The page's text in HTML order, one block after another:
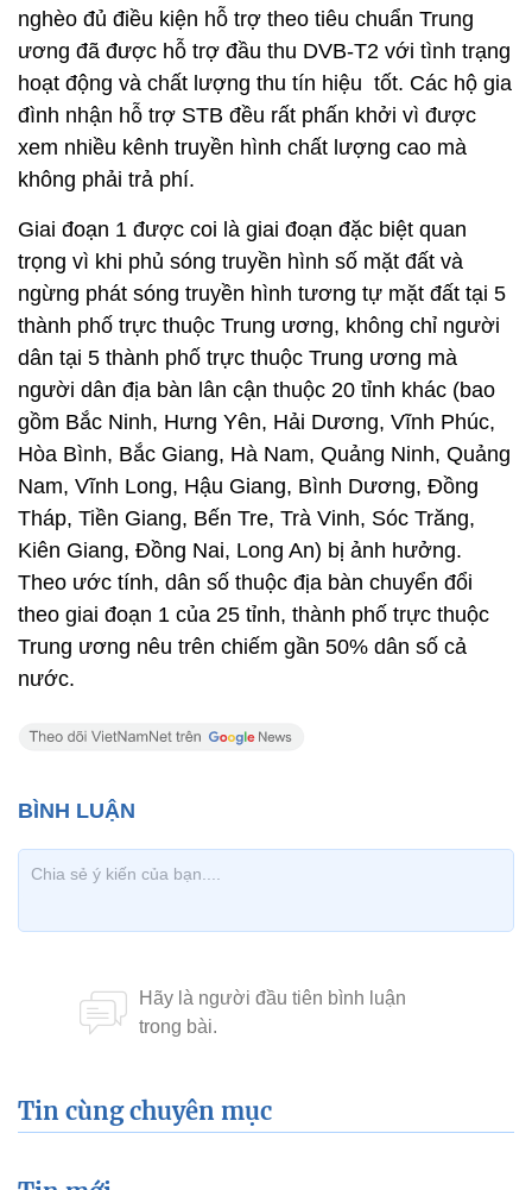
nghèo đủ điều kiện hỗ trợ theo tiêu chuẩn Trung
ương đã được hỗ trợ đầu thu DVB-T2 với tình trạng
hoạt động và chất lượng thu tín hiệu tốt. Các hộ gia
đình nhận hỗ trợ STB đều rất phấn khởi vì được
xem nhiều kênh truyền hình chất lượng cao mà
không phải trả phí.
Giai đoạn 1 được coi là giai đoạn đặc biệt quan
trọng vì khi phủ sóng truyền hình số mặt đất và
ngừng phát sóng truyền hình tương tự mặt đất tại 5
thành phố trực thuộc Trung ương, không chỉ người
dân tại 5 thành phố trực thuộc Trung ương mà
người dân địa bàn lân cận thuộc 20 tỉnh khác (bao
gồm Bắc Ninh, Hưng Yên, Hải Dương, Vĩnh Phúc,
Hòa Bình, Bắc Giang, Hà Nam, Quảng Ninh, Quảng
Nam, Vĩnh Long, Hậu Giang, Bình Dương, Đồng
Tháp, Tiền Giang, Bến Tre, Trà Vinh, Sóc Trăng,
Kiên Giang, Đồng Nai, Long An) bị ảnh hưởng.
Theo ước tính, dân số thuộc địa bàn chuyển đổi
theo giai đoạn 1 của 25 tỉnh, thành phố trực thuộc
Trung ương nêu trên chiếm gần 50% dân số cả
nước.
Tin cùng chuyên mục